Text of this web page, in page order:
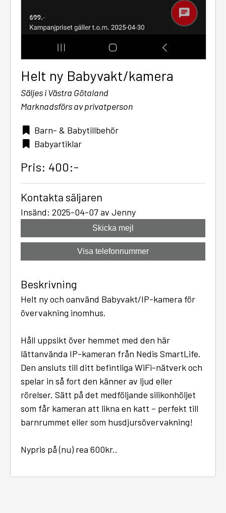
Helt ny Babyvakt/kamera
Säljes i Västra Götaland
Marknadsförs av privatperson
Barn- & Babytillbehör
Babyartiklar
Pris: 400:-
Kontakta säljaren
Insänd: 2025-04-07 av Jenny
Skicka mejl
Visa telefonnummer
Beskrivning
Helt ny och oanvänd Babyvakt/IP-kamera för
övervakning inomhus.
Håll uppsikt över hemmet med den här
lättanvända IP-kameran från Nedis SmartLife.
Den ansluts till ditt befintliga WiFi-nätverk och
spelar in så fort den känner av ljud eller
rörelser. Sätt på det medföljande silikonhöljet
som får kameran att likna en katt – perfekt till
barnrummet eller som husdjursövervakning!
Nypris på (nu) rea 600kr..